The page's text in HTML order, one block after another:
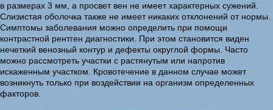
в размерах 3 мм, а просвет вен не имеет характерных сужений.
Слизистая оболочка также не имеет никаких отклонений от нормы.
Симптомы заболевания можно определить при помощи
контрастной рентген диагностики. При этом становится виден
нечеткий венозный контур и дефекты округлой формы. Часто
можно рассмотреть участки с растянутым или напротив
искаженным участком. Кровотечение в данном случае может
возникнуть только при воздействии на организм определенных
факторов.